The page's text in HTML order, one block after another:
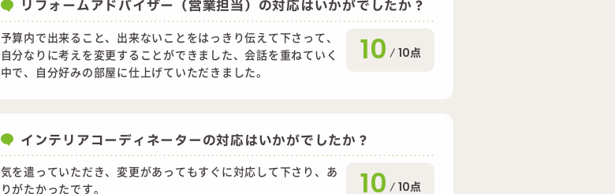
リフォームアドバイザー（営業担当）の対応はいかがでしたか？
予算内で出来ること、出来ないことをはっきり伝えて下さって、
自分なりに考えを変更することができました、会話を重ねていく
中で、自分好みの部屋に仕上げていただきました。
10 / 10点
インテリアコーディネーターの対応はいかがでしたか？
気を遣っていただき、変更があってもすぐに対応して下さり、あ
りがたかったです。
10 / 10点